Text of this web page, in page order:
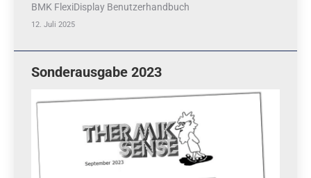
BMK FlexiDisplay Benutzerhandbuch
12. Juli 2025
Sonderausgabe 2023